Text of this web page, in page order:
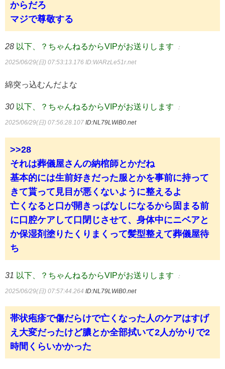
からだろ
マジで尊敬する
28 以下、？ちゃんねるからVIPがお送りします ：
2025/06/29(日) 07:53:13.176 ID:WARzLe51r.net
綿突っ込むんだよな
30 以下、？ちゃんねるからVIPがお送りします ：
2025/06/29(日) 07:56:28.107 ID:NL79LWiB0.net
>>28
それは葬儀屋さんの納棺師とかだね
基本的には生前好きだった服とかを事前に持って
きて貰って見目が悪くないように整えるよ
亡くなると口が開きっぱなしになるから固まる前
に口腔ケアして口閉じさせて、身体中にニベアと
か保湿剤塗りたくりまくって髪型整えて葬儀屋待
ち
31 以下、？ちゃんねるからVIPがお送りします ：
2025/06/29(日) 07:57:44.264 ID:NL79LWiB0.net
帯状疱疹で傷だらけで亡くなった人のケアはすげ
え大変だったけど膿とか全部拭いて2人がかりで2
時間くらいかかった